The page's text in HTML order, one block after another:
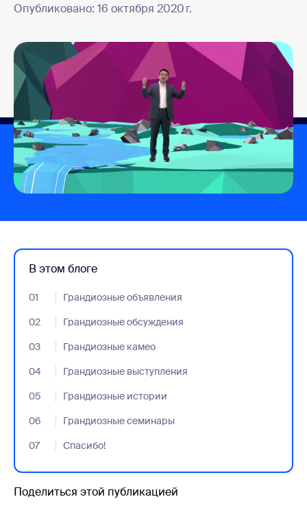
Опубликовано: 16 октября 2020 г.
В этом блоге
01 Грандиозные объявления
- Jumplink to Грандиозные объявления
02
Грандиозные обсуждения
- Jumplink to Грандиозные обсуждения
03
Грандиозные камео
- Jumplink to Грандиозные камео
04
Грандиозные выступления
- Jumplink to Грандиозные выступления
05
Грандиозные истории
- Jumplink to Грандиозные истории
06
Грандиозные семинары
- Jumplink to Грандиозные семинары
07
Спасибо!
- Jumplink to Спасибо!
Поделиться этой публикацией